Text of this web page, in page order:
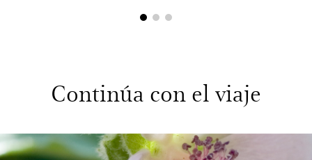
1 2 3
Continúa con el viaje